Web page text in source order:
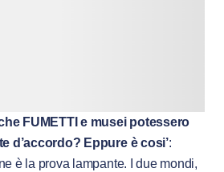
FUMETTI e musei potessero
d’accordo? Eppure è cosi’:
è la prova lampante. I due mondi,